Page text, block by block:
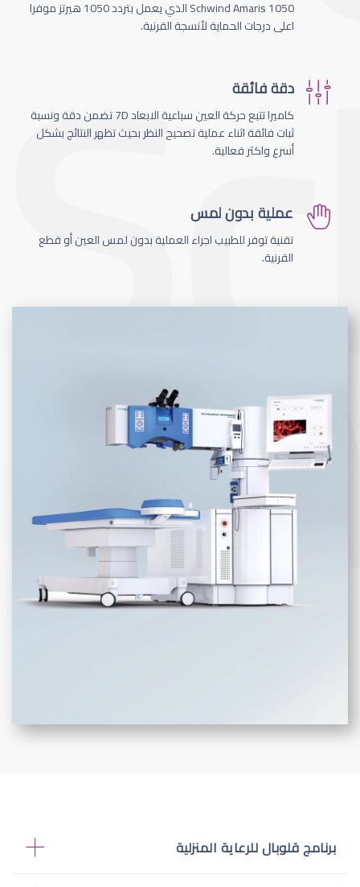
Schwind Amaris 1050 الذي يعمل بتردد 1050 هيرتز موفرا
اعلى درجات الحماية لأنسجة القرنية.
دقة فائقة
كاميرا تتبع حركة العين سباعية الابعاد 7D تضمن دقة ونسبة
ثبات فائقة اثناء عملية تصحيح النظر بحيث تظهر النتائج بشكل
أسرع واكثر فعالية.
عملية بدون لمس
تقنية توفر للطبيب اجراء العملية بدون لمس العين أو قطع
القرنية.
برنامج قلوبال للرعاية المنزلية